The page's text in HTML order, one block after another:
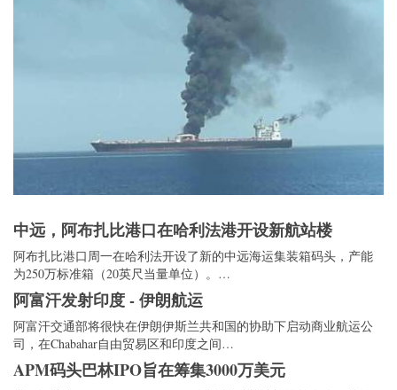
中远，阿布扎比港口在哈利法港开设新航站楼
阿布扎比港口周一在哈利法开设了新的中远海运集装箱码头，产能
为250万标准箱（20英尺当量单位）。…
阿富汗发射印度 - 伊朗航运
阿富汗交通部将很快在伊朗伊斯兰共和国的协助下启动商业航运公
司，在Chabahar自由贸易区和印度之间…
APM码头巴林IPO旨在筹集3000万美元